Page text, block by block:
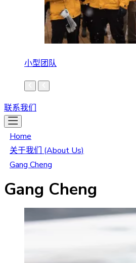
小型团队
联系我们
Home
关于我们 (About Us)
Gang Cheng
Gang Cheng